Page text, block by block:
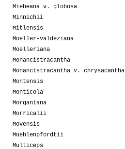
Mieheana v. globosa
Minnichii
Mitlensis
Moeller-valdeziana
Moelleriana
Monancistracantha
Monancistracantha v. chrysacantha
Montensis
Monticola
Morganiana
Morricalii
Movensis
Muehlenpfordtii
Multiceps